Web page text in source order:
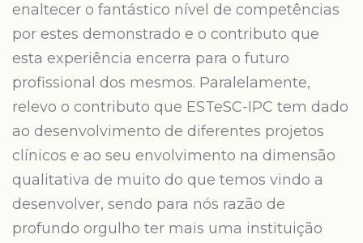
enaltecer o fantástico nível de competências
por estes demonstrado e o contributo que
esta experiência encerra para o futuro
profissional dos mesmos. Paralelamente,
relevo o contributo que ESTeSC-IPC tem dado
ao desenvolvimento de diferentes projetos
clínicos e ao seu envolvimento na dimensão
qualitativa de muito do que temos vindo a
desenvolver, sendo para nós razão de
profundo orgulho ter mais uma instituição